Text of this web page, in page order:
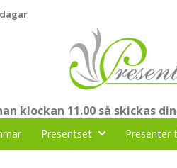
klockan 11.00 så skickas
Presentset Presenter